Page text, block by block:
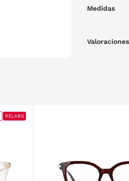
Medidas
Valoraciones
RELABS